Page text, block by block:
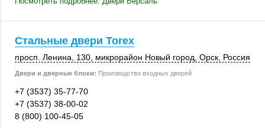
Стальные двери Torex
просп. Ленина 130 , микрорайон Новый город, Орск Россия
Двери и дверные блоки: Производство входных дверей
+7 (3537) 35-77-70
+7 (3537) 38-00-02
8 (800) 100-45-05